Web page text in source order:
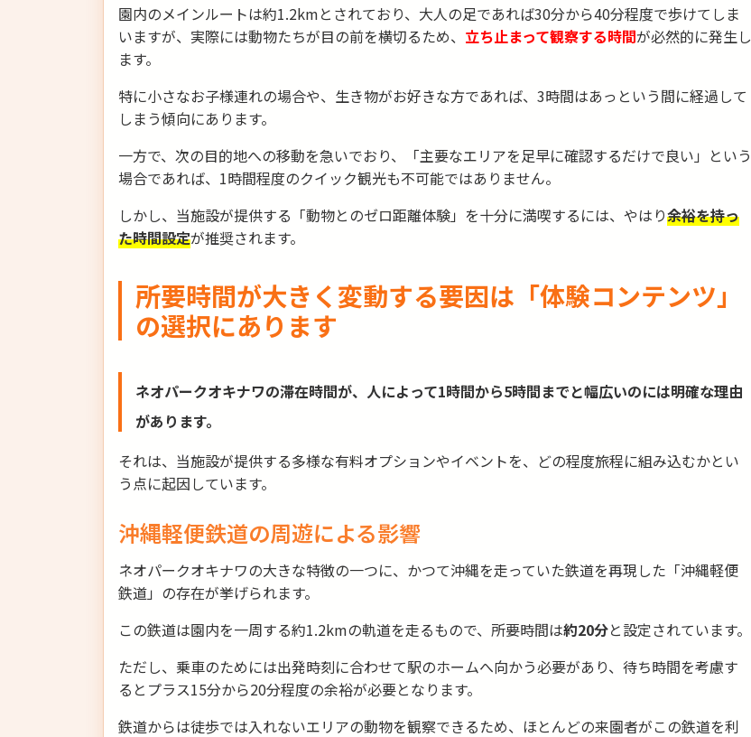
園内のメインルートは約1.2kmとされており、大人の足であれば30分から40分程度で歩けてしま
いますが、実際には動物たちが目の前を横切るため、 立ち止まって観察する時間が必然的に発生し
ます。
特に小さなお子様連れの場合や、生き物がお好きな方であれば、3時間はあっという間に経過して
しまう傾向にあります。
一方で、次の目的地への移動を急いでおり、「主要なエリアを足早に確認するだけで良い」という
場合であれば、1時間程度のクイック観光も不可能ではありません。
しかし、当施設が提供する「動物とのゼロ距離体験」を十分に満喫するには、やはり余裕を持っ
た時間設定が推奨されます。
所要時間が大きく変動する要因は「体験コンテンツ」
の選択にあります
ネオパークオキナワの滞在時間が、人によって1時間から5時間までと幅広いのには明確な理由
があります。
それは、当施設が提供する多様な有料オプションやイベントを、どの程度旅程に組み込むかとい
う点に起因しています。
沖縄軽便鉄道の周遊による影響
ネオパークオキナワの大きな特徴の一つに、かつて沖縄を走っていた鉄道を再現した「沖縄軽便
鉄道」の存在が挙げられます。
この鉄道は園内を一周する約1.2kmの軌道を走るもので、所要時間は約20分と設定されています。
ただし、乗車のためには出発時刻に合わせて駅のホームへ向かう必要があり、待ち時間を考慮す
るとプラス15分から20分程度の余裕が必要となります。
鉄道からは徒歩では入れないエリアの動物を観察できるため、ほとんどの来園者がこの鉄道を利